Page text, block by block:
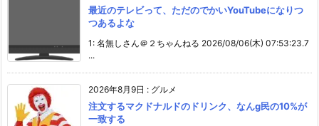
最近のテレビって、ただのでかいYouTubeになりつ
つあるよな
1: 名無しさん＠２ちゃんねる 2026/08/06(木) 07:53:23.7
...
2026年8月9日 : グルメ
注文するマクドナルドのドリンク、なんg民の10%が
一致する